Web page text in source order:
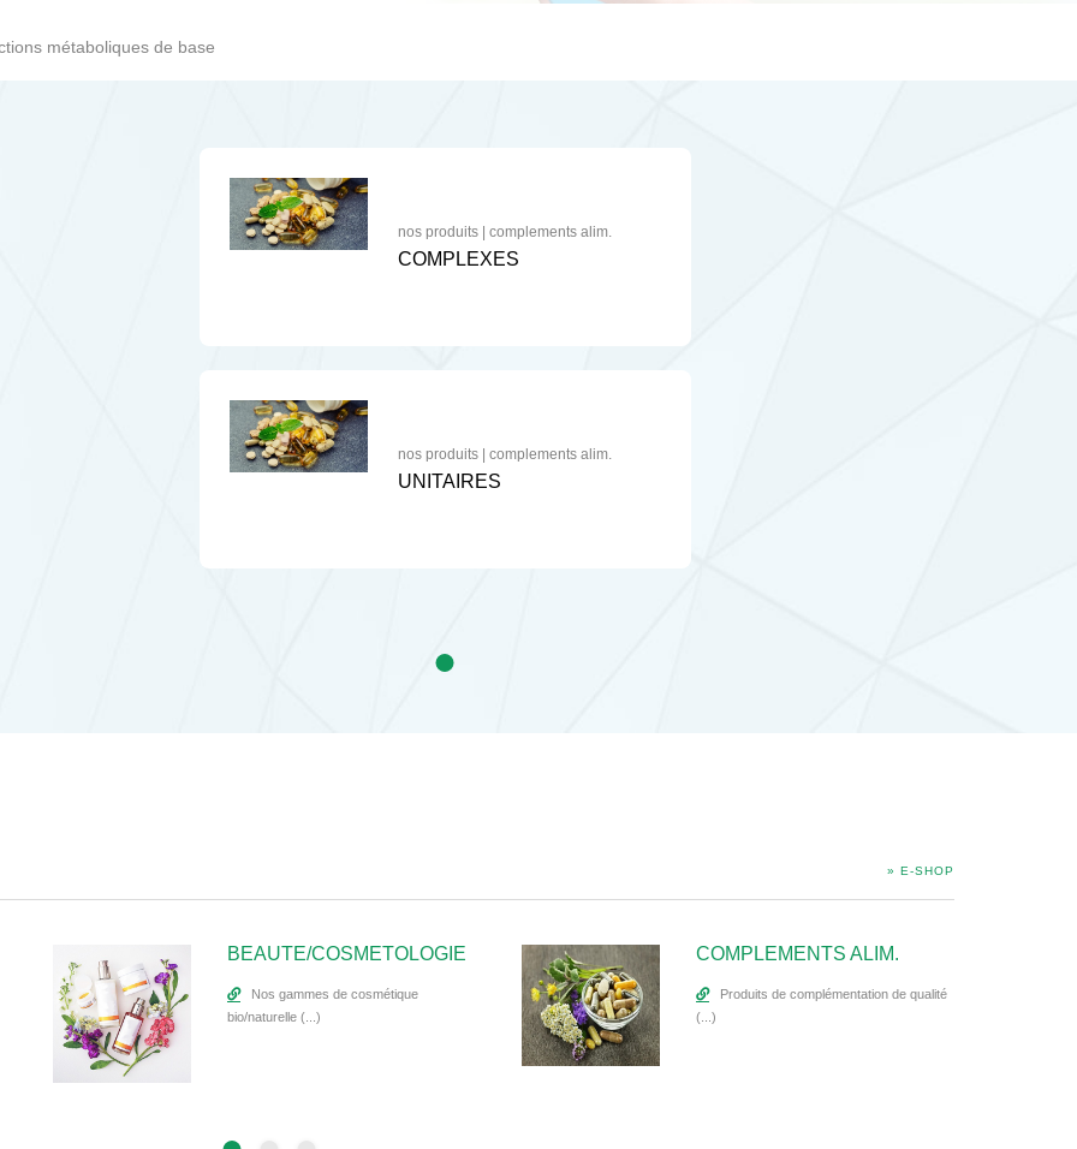
métaboliques de base
nos produits| complements alim.
COMPLEXES
nos produits| complements alim.
UNITAIRES
» E-SHOP
BEAUTE/COSMETOLOGIE
Nos gammes de cosmétique
bio/naturelle (...)
COMPLEMENTS ALIM.
Produits de complémentation de qualité
(...)